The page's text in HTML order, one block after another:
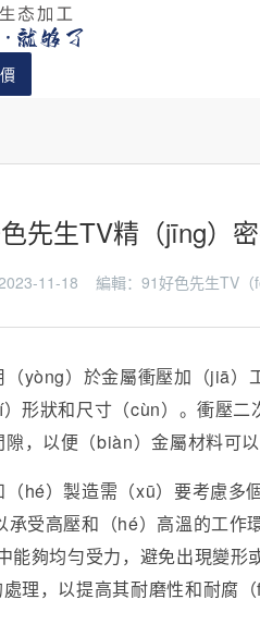
先生TV精（jīng）
11-18 編輯：91好色先生TV
（yòng）於金屬衝壓加（jiā）
形狀和尺寸（cùn）。衝壓二
，以便（biàn）金屬材料可以
hé）製造需（xū）要考慮多
受高壓和（hé）高溫的工作
能夠均勻受力，避免出現變
理，以提高其耐磨性和耐腐